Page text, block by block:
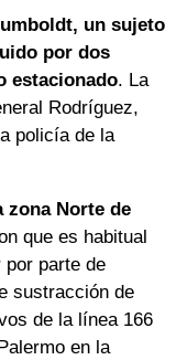
un sujeto
por dos
estacionado. La
Rodríguez,
policía de la
zona Norte de
que es habitual
por parte de
sustracción de
de la línea 166
en la